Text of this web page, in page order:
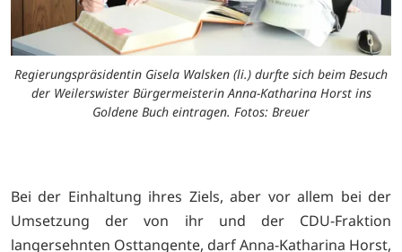
Regierungspräsidentin Gisela Walsken (li.) durfte sich beim Besuch
der Weilerswister Bürgermeisterin Anna-Katharina Horst ins
Goldene Buch eintragen. Fotos: Breuer
Bei der Einhaltung ihres Ziels, aber vor allem bei der
Umsetzung der von ihr und der CDU-Fraktion
langersehnten Osttangente, darf Anna-Katharina Horst,